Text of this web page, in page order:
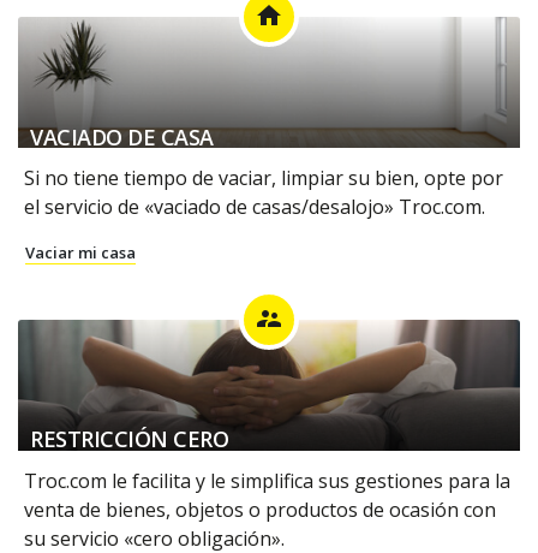
home
VACIADO DE CASA
Si no tiene tiempo de vaciar, limpiar su bien, opte por
el servicio de «vaciado de casas/desalojo» Troc.com.
Vaciar mi casa
supervisor_account
RESTRICCIÓN CERO
Troc.com le facilita y le simplifica sus gestiones para la
venta de bienes, objetos o productos de ocasión con
su servicio «cero obligación».